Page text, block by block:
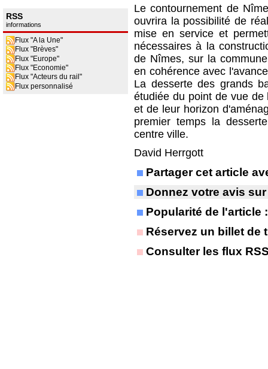
RSS
informations
Flux "A la Une"
Flux "Brèves"
Flux "Europe"
Flux "Economie"
Flux "Acteurs du rail"
Flux personnalisé
Le contournement de
ouvrira la possibilité de
mise en service et
nécessaires à la
de Nîmes, sur la
en cohérence avec
La desserte des grands
étudiée du point de vue
et de leur horizon
premier temps la
centre ville.
David Herrgott
Partager cet article
Donnez votre avis
Popularité de l'article
Réservez un billet de
Consulter les flux